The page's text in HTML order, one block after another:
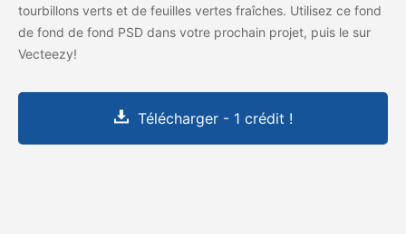
tourbillons verts et de feuilles vertes fraîches. Utilisez ce fond
de fond de fond PSD dans votre prochain projet, puis le sur
Vecteezy!
Télécharger - 1 crédit !